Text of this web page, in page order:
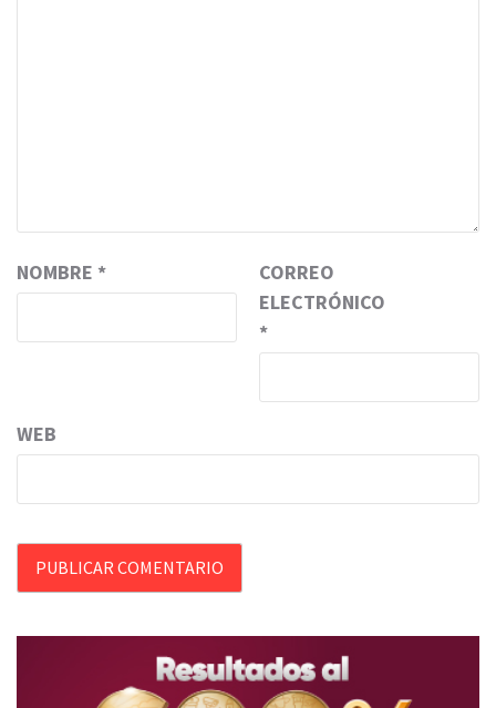
NOMBRE *
CORREO
ELECTRÓNICO
*
WEB